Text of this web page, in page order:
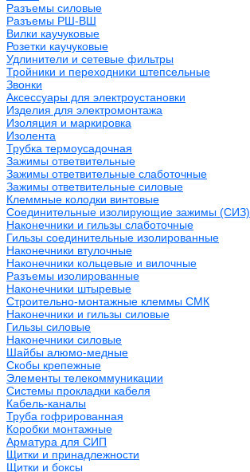
Разъемы силовые
Разъемы РШ-ВШ
Вилки каучуковые
Розетки каучуковые
Удлинители и сетевые фильтры
Тройники и переходники штепсельные
Звонки
Аксессуары для электроустановки
Изделия для электромонтажа
Изоляция и маркировка
Изолента
Трубка термоусадочная
Зажимы ответвительные
Зажимы ответвительные слаботочные
Зажимы ответвительные силовые
Клеммные колодки винтовые
Соединительные изолирующие зажимы (СИЗ)
Наконечники и гильзы слаботочные
Гильзы соединительные изолированные
Наконечники втулочные
Наконечники кольцевые и вилочные
Разъемы изолированные
Наконечники штыревые
Строительно-монтажные клеммы СМК
Наконечники и гильзы силовые
Гильзы силовые
Наконечники силовые
Шайбы алюмо-медные
Скобы крепежные
Элементы телекоммуникации
Системы прокладки кабеля
Кабель-каналы
Труба гофрированная
Коробки монтажные
Арматура для СИП
Щитки и принадлежности
Щитки и боксы